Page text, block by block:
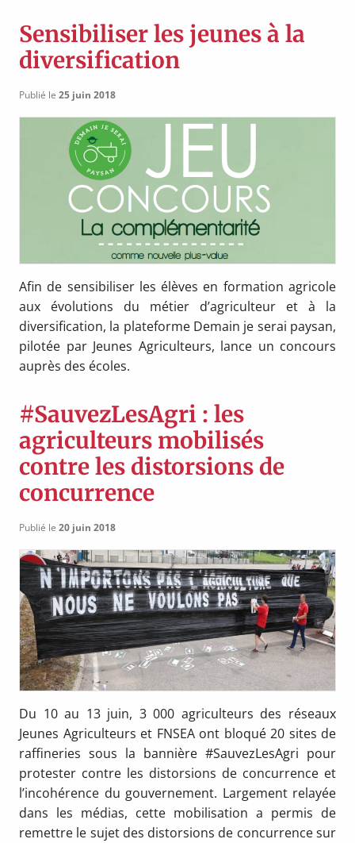
Sensibiliser les jeunes à la
diversification
Publié le 25 juin 2018
Afin de sensibiliser les élèves en formation agricole
aux évolutions du métier d’agriculteur et à la
diversification, la plateforme Demain je serai paysan,
pilotée par Jeunes Agriculteurs, lance un concours
auprès des écoles.
#SauvezLesAgri : les
agriculteurs mobilisés
contre les distorsions de
concurrence
Publié le 20 juin 2018
Du 10 au 13 juin, 3 000 agriculteurs des réseaux
Jeunes Agriculteurs et FNSEA ont bloqué 20 sites de
raffineries sous la bannière #SauvezLesAgri pour
protester contre les distorsions de concurrence et
l’incohérence du gouvernement. Largement relayée
dans les médias, cette mobilisation a permis de
remettre le sujet des distorsions de concurrence sur